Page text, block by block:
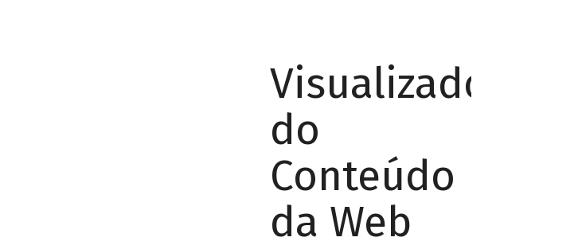
Visualizador
do
Conteúdo
da Web